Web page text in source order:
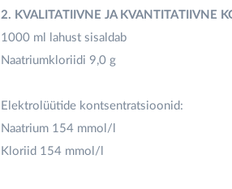
2. KVALITATIIVNE JA KVANTITATIIVNE
1000 ml lahust sisaldab
Naatriumkloriidi 9,0 g
Elektrolüütide kontsentratsioonid:
Naatrium 154 mmol/l
Kloriid 154 mmol/l